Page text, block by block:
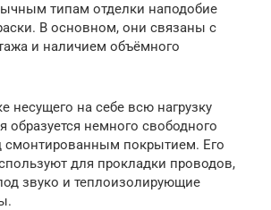
типам отделки наподобие
В основном, они связаны с
и наличием объёмного
несущего на себе всю нагрузку
образуется немного свободного
смонтированным покрытием. Его
для прокладки проводов,
звуко и теплоизолирующие